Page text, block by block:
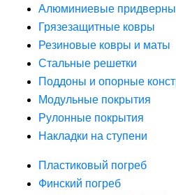
Алюминиевые
Грязезащитные ковры
Резиновые ковры и маты
Стальные решетки
Поддоны и опорные
Модульные покрытия
Рулонные покрытия
Накладки на ступени
Пластиковый погреб
Финский погреб